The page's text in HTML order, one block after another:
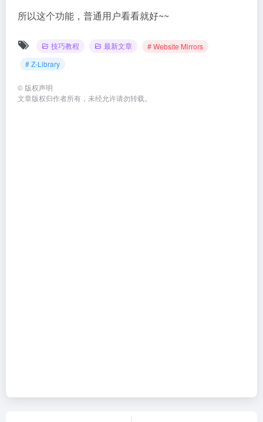
所以这个功能，普通用户看看就好~~
技巧教程 最新文章
# Website Mirrors
# Z-Library
© 版权声明
文章版权归作者所有，未经允许请勿转载。